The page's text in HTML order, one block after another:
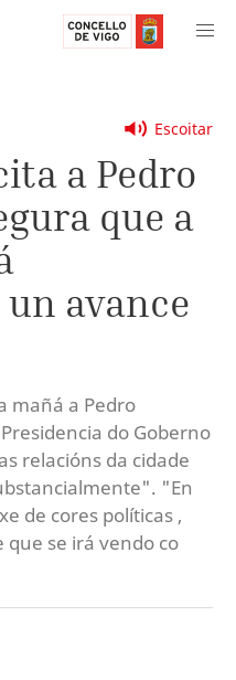
Escoitar
a Pedro
que a
avance
mañá a Pedro
do Goberno
relacións da cidade
"En
de cores políticas ,
se irá vendo co